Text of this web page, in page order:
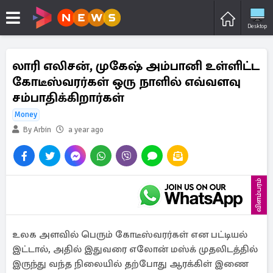
Desktop
லாரி எலிசன், முகேஷ் அம்பானி உள்ளிட்ட
கோடீஸ்வரர்கள் ஒரு நாளில் எவ்வளவு
சம்பாதிக்கிறார்கள்
Money
By Arbin
a year ago
விளம்பரம்
உலக அளவில் பெரும் கோடீஸ்வரர்கள் என பட்டியல்
இட்டால், அதில் இதுவரை எலோன் மஸ்க் முதலிடத்தில்
இருந்து வந்த நிலையில் தற்போது ஆரக்கிள் இணை